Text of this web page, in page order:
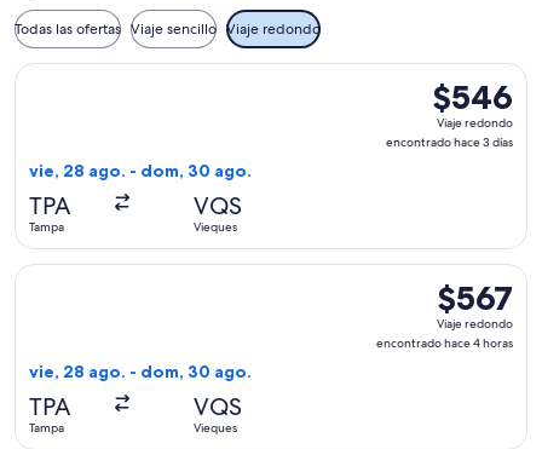
Todas las ofertas Viaje sencillo Viaje redondo
$546
Viaje
redondo,
$546
Viaje redondo
encontrado hace 3 días
vie, 28 ago. - dom, 30 ago.
TPA
Tampa
VQS
Vieques
Seleccionar vuelo de American Airlines, con salida el vie,
$567
Viaje
redondo,
$567
Viaje redondo
encontrado hace 4 horas
vie, 28 ago. - dom, 30 ago.
TPA
Tampa
VQS
Vieques
Seleccionar vuelo de American Airlines, con salida el vie,